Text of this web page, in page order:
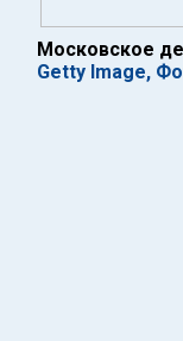
Московское
Getty Image,